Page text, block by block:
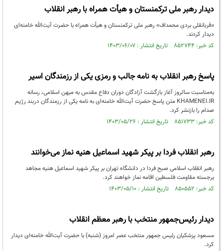
دیدار رهبر ملی ترکمنستان و هیأت همراه با رهبر انقلاب
«قربانقلی بردی محمداف» رهبر ملی ترکمنستان و هیأت همراه با حضرت آیت‌الله خامنه‌ای
دیدار کردند.
کد خبر: ۸۵۲۷۴۴ تاریخ انتشار : ۱۴۰۳/۰۶/۰۷
پاسخ رهبر انقلاب به نامه جالب و رمزی یکی از رزمندگان اسیر
به‌مناسبت سالروز آغاز بازگشت آزادگان دوران دفاع مقدس به میهن اسلامی، رسانه
KHAMENEI.IR متن پاسخ حضرت آیت‌الله خامنه‌ای به نامه‌ یکی از رزمندگان دربند رژیم
صدام را بازنشر کرد.
کد خبر: ۸۵۱۷۳۳ تاریخ انتشار : ۱۴۰۳/۰۵/۲۶
رهبر انقلاب فردا بر پیکر شهید اسماعیل هنیه نماز می‌خوانند
رهبر انقلاب اسلامی صبح فردا در دانشگاه تهران بر پیکر شهید اسماعیل هنیه مجاهد
برجسته مقاومت فلسطین اقامه نماز خواهند کرد.
کد خبر: ۸۵۰۵۵۲ تاریخ انتشار : ۱۴۰۳/۰۵/۱۰
دیدار رئیس‌جمهور منتخب با رهبر معظم انقلاب
مسعود پزشکیان رئیس جمهور منتخب عصر امروز (شنبه) با حضرت آیت‌الله خامنه‌ای دیدار
کرد.